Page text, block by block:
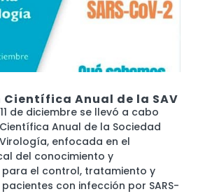
Científica Anual de la SAV
de diciembre se llevó a cabo
Científica Anual de la Sociedad
enfocada en el
del conocimiento y
el control, tratamiento y
con infección por SARS-